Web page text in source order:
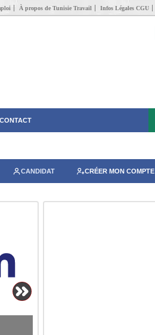
À propos de Tunisie Travail Infos Légales CGU
CONTACT
CANDIDAT CRÉER MON COMPTE